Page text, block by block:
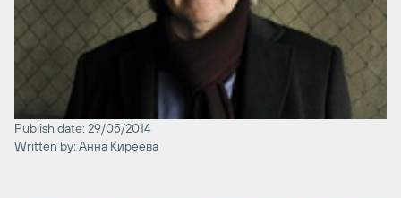
Publish date: 29/05/2014
Written by: Анна Киреева